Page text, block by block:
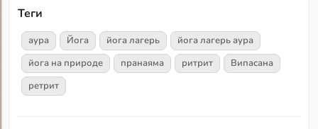
Теги
аура Йога йога лагерь
йога лагерь аура
йога на природе
пранаяма ритрит
Випасана
ретрит